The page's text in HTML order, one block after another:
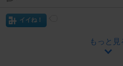
イイね！
もっと見